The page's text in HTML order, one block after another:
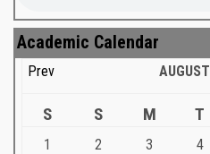
Academic Calendar
Prev AUGUST
S S M T
1 2 3 4